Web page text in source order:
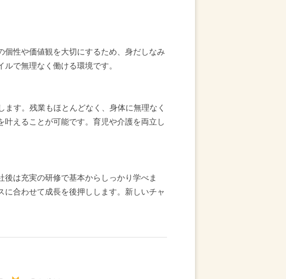
性や価値観を大切にするため、身だしなみ
で無理なく働ける環境です。
す。残業もほとんどなく、身体に無理なく
えることが可能です。育児や介護を両立し
後は充実の研修で基本からしっかり学べま
合わせて成長を後押しします。新しいチャ